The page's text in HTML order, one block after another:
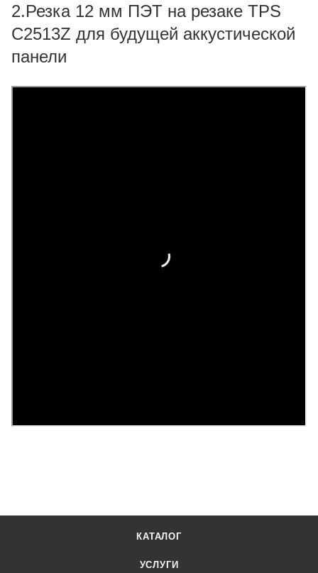
2.Резка 12 мм ПЭТ на резаке TPS
C2513Z для будущей аккустической
панели
КАТАЛОГ
УСЛУГИ